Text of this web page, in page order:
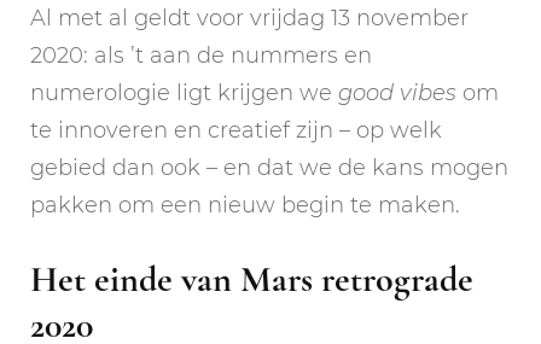
Al met al geldt voor vrijdag 13 november
2020: als ’t aan de nummers en
numerologie ligt krijgen we good vibes om
te innoveren en creatief zijn – op welk
gebied dan ook – en dat we de kans mogen
pakken om een nieuw begin te maken.
Het einde van Mars retrograde
2020